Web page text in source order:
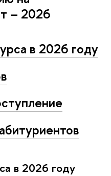
– 2026
в 2026 году
в 2026 году